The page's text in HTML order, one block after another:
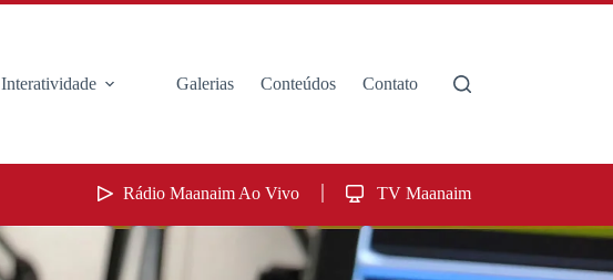
Interatividade Galerias Conteúdos Contato
Rádio Maanaim Ao Vivo TV Maanaim